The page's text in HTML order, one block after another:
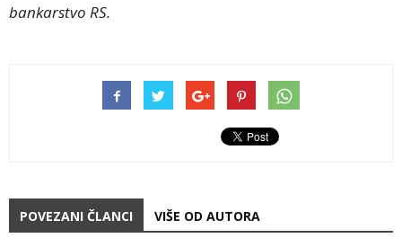
bankarstvo RS.
POVEZANI ČLANCI VIŠE OD AUTORA